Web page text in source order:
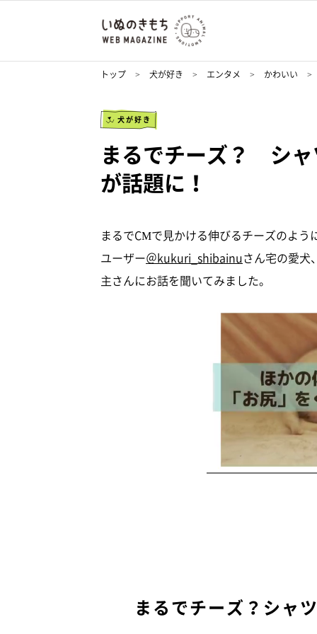
トップ 犬が好き エンタメ かわいい
犬が好き
まるでチーズ？ シャ
が話題に！
まるでCMで見かける伸びるチーズのよ
ユーザー＠kukuri_shibainuさん宅の愛犬
主さんにお話を聞いてみました。
まるでチーズ？シャ